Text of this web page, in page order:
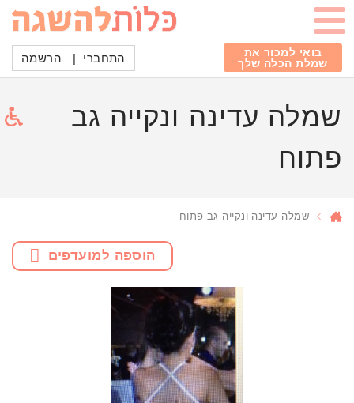
בואי למכור את
שמלת הכלה שלך
התחברי | הרשמה
שמלה עדינה ונקייה גב
פתוח
שמלה עדינה ונקייה גב פתוח
הוספה למועדפים